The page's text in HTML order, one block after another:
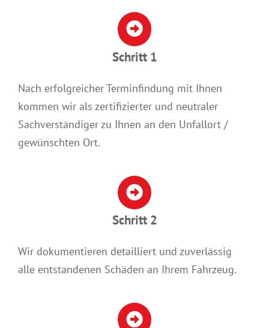
Schritt 1
Nach erfolgreicher Terminfindung mit Ihnen
kommen wir als zertifizierter und neutraler
Sachverständiger zu Ihnen an den Unfallort /
gewünschten Ort.
Schritt 2
Wir dokumentieren detailliert und zuverlässig
alle entstandenen Schäden an Ihrem Fahrzeug.